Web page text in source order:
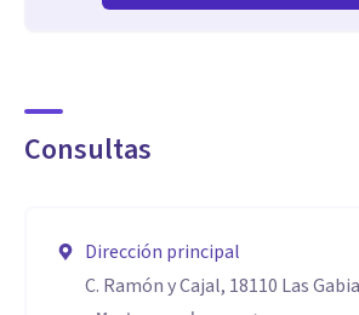
continues tu camino de manera
Tengo la suerte de haber vivido un
Neurocoaching y gestión emocional en
¿Qué quiere decir esto?
Consultas
Dirección principal
C. Ramón y Cajal, 18110 Las